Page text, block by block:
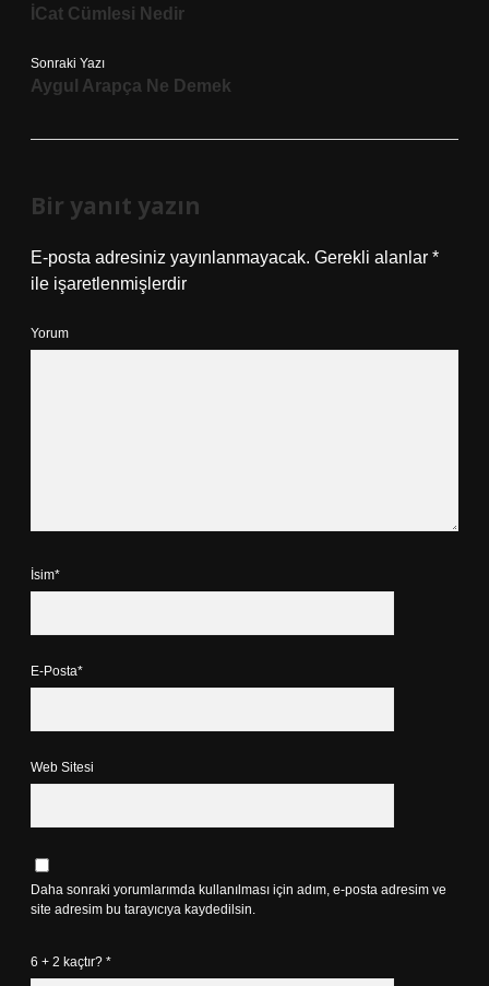
İCat Cümlesi Nedir
Sonraki Yazı
Aygul Arapça Ne Demek
Bir yanıt yazın
E-posta adresiniz yayınlanmayacak. Gerekli alanlar *
ile işaretlenmişlerdir
Yorum
İsim*
E-Posta*
Web Sitesi
Daha sonraki yorumlarımda kullanılması için adım, e-posta adresim ve
site adresim bu tarayıcıya kaydedilsin.
6 + 2 kaçtır? *